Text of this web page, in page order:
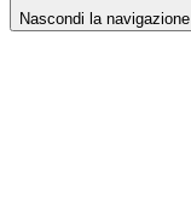
Nascondi la navigazione